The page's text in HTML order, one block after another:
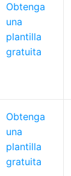
Obtenga
una
plantilla
gratuita
Obtenga
una
plantilla
gratuita